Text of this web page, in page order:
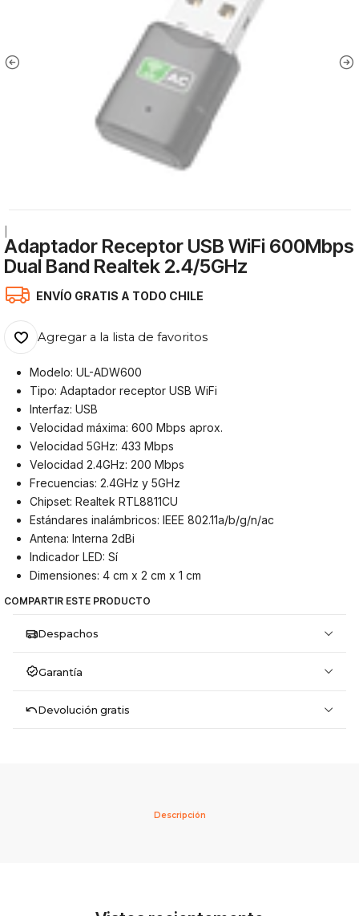
Adaptador Receptor USB WiFi 600Mbps
Dual Band Realtek 2.4/5GHz
ENVÍO GRATIS A TODO CHILE
Agregar a la lista de favoritos
Modelo: UL-ADW600
Tipo: Adaptador receptor USB WiFi
Interfaz: USB
Velocidad máxima: 600 Mbps aprox.
Velocidad 5GHz: 433 Mbps
Velocidad 2.4GHz: 200 Mbps
Frecuencias: 2.4GHz y 5GHz
Chipset: Realtek RTL8811CU
Estándares inalámbricos: IEEE 802.11a/b/g/n/ac
Antena: Interna 2dBi
Indicador LED: Sí
Dimensiones: 4 cm x 2 cm x 1 cm
COMPARTIR ESTE PRODUCTO
Despachos
Garantía
Devolución gratis
Descripción